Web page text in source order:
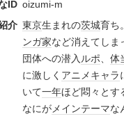
ID oizumi-m
介 東京生まれの茨城育ち
ンガ家など消えてしま
団体への潜入ルポ、 体
に激しく アニメキャラ
いて一年ほど悶々とす
なにがメインテーマな